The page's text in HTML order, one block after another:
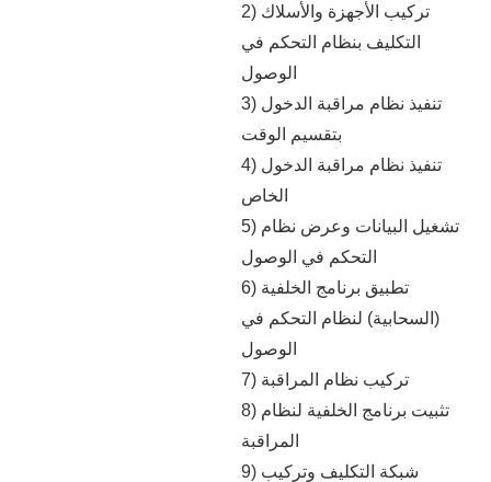
2) تركيب الأجهزة والأسلاك
التكليف بنظام التحكم في
الوصول
3) تنفيذ نظام مراقبة الدخول
بتقسيم الوقت
4) تنفيذ نظام مراقبة الدخول
الخاص
5) تشغيل البيانات وعرض نظام
التحكم في الوصول
6) تطبيق برنامج الخلفية
(السحابية) لنظام التحكم في
الوصول
7) تركيب نظام المراقبة
8) تثبيت برنامج الخلفية لنظام
المراقبة
9) شبكة التكليف وتركيب